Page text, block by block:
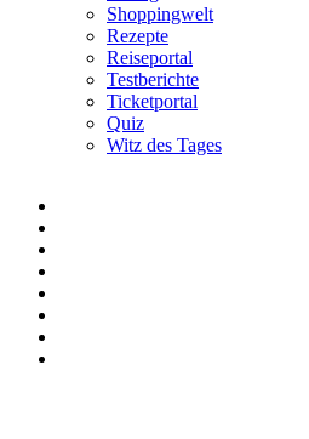
Shoppingwelt
Rezepte
Reiseportal
Testberichte
Ticketportal
Quiz
Witz des Tages